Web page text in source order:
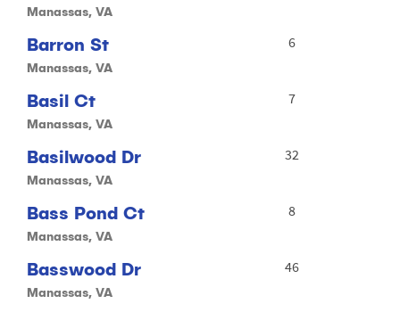
Manassas, VA
Barron St
Manassas, VA
6
Basil Ct
Manassas, VA
7
Basilwood Dr
Manassas, VA
32
Bass Pond Ct
Manassas, VA
8
Basswood Dr
Manassas, VA
46